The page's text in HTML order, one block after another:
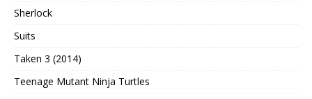
Sherlock
Suits
Taken 3 (2014)
Teenage Mutant Ninja Turtles